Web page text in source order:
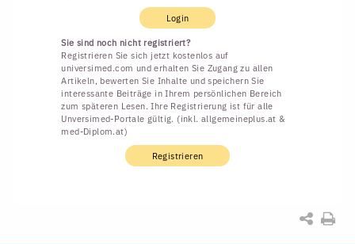
Login
Sie sind noch nicht registriert?
Registrieren Sie sich jetzt kostenlos auf
universimed.com und erhalten Sie Zugang zu allen
Artikeln, bewerten Sie Inhalte und speichern Sie
interessante Beiträge in Ihrem persönlichen Bereich
zum späteren Lesen. Ihre Registrierung ist für alle
Unversimed-Portale gültig. (inkl. allgemeineplus.at &
med-Diplom.at)
Registrieren